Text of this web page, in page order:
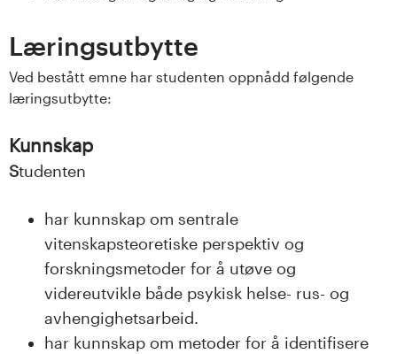
t
e
t
Læringsutbytte
Ved bestått emne har studenten oppnådd følgende
læringsutbytte:
Kunnskap
Studenten
har kunnskap om sentrale
vitenskapsteoretiske perspektiv og
forskningsmetoder for å utøve og
videreutvikle både psykisk helse- rus- og
avhengighetsarbeid.
har kunnskap om metoder for å identifisere